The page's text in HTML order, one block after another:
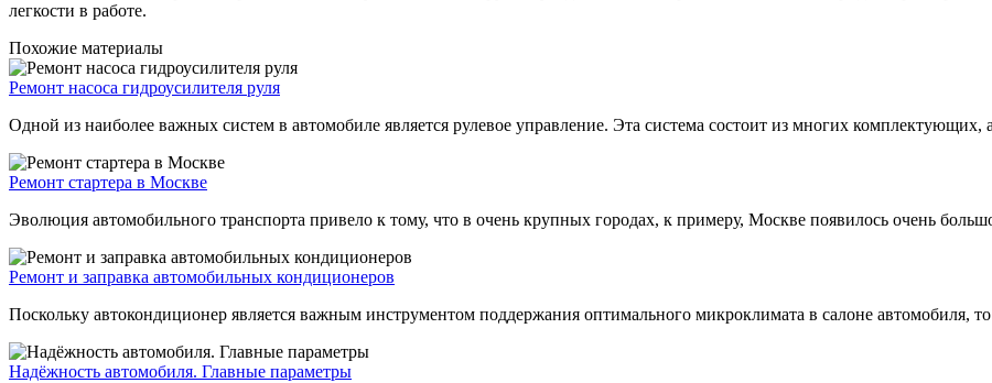
легкости в работе.
Похожие материалы
Ремонт насоса гидроусилителя руля
Одной из наиболее важных систем в автомобиле является рулевое управление. Эта система состоит из многих
Ремонт стартера в Москве
Эволюция автомобильного транспорта привело к тому, что в очень крупных городах, к примеру, Москве появилось очень
Ремонт и заправка автомобильных кондиционеров
Поскольку автокондиционер является важным инструментом поддержания оптимального микроклимата в салоне автомобиля,
Надёжность автомобиля. Главные параметры